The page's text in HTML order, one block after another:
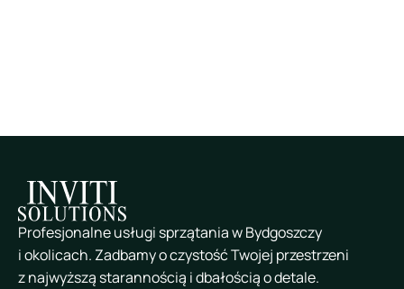
Profesjonalne usługi sprzątania w Bydgoszczy
i okolicach. Zadbamy o czystość Twojej przestrzeni
z najwyższą starannością i dbałością o detale.